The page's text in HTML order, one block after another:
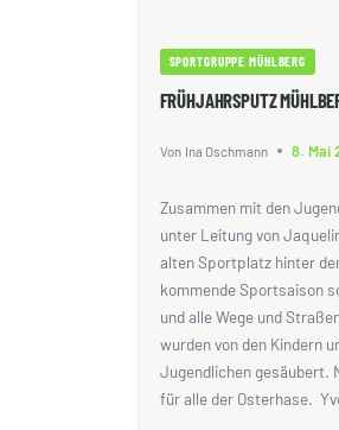
SPORTGRUPPE MÜHLBERG
FRÜHJAHRSPUTZ
Von Ina Oschmann 8. Mai
Zusammen mit den
unter Leitung von
alten Sportplatz hinter
kommende Sportsaison
und alle Wege und
wurden von den Kindern
Jugendlichen gesäubert.
für alle der Osterhase.